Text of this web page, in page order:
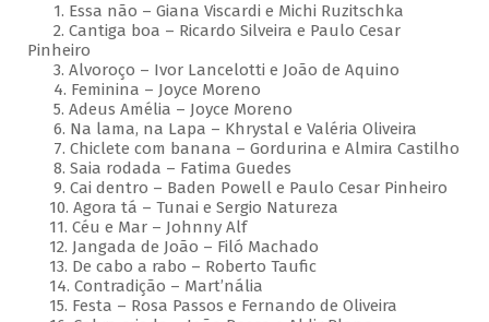
1. Essa não – Giana Viscardi e Michi Ruzitschka
2. Cantiga boa – Ricardo Silveira e Paulo Cesar
Pinheiro
3. Alvoroço – Ivor Lancelotti e João de Aquino
4. Feminina – Joyce Moreno
5. Adeus Amélia – Joyce Moreno
6. Na lama, na Lapa – Khrystal e Valéria Oliveira
7. Chiclete com banana – Gordurina e Almira Castilho
8. Saia rodada – Fatima Guedes
9. Cai dentro – Baden Powell e Paulo Cesar Pinheiro
10. Agora tá – Tunai e Sergio Natureza
11. Céu e Mar – Johnny Alf
12. Jangada de João – Filó Machado
13. De cabo a rabo – Roberto Taufic
14. Contradição – Mart’nália
15. Festa – Rosa Passos e Fernando de Oliveira